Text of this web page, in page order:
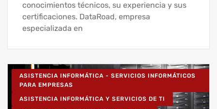
conocimientos técnicos, su experiencia y sus
certificaciones. DataRoad, empresa
especializada en
ASISTENCIA INFORMÁTICA - SERVICIOS INFORMÁTICOS
PARA EMPRESAS
ASISTENCIA INFORMÁTICA Y SERVICIOS DE TI